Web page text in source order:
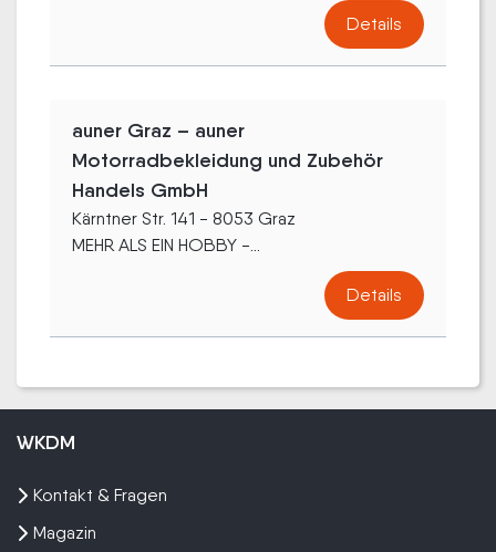
Details
auner Graz – auner
Motorradbekleidung und Zubehör
Handels GmbH
Kärntner Str. 141 - 8053 Graz
MEHR ALS EIN HOBBY -...
Details
WKDM
Kontakt & Fragen
Magazin